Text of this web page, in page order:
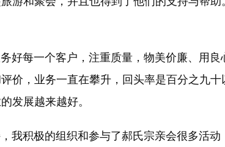
每一个客户，注重质量，物美价廉、用良
价，业务一直在攀升，回头率是百分之九
发展越来越好。
积极的组织和参与了郝氏宗亲会很多活动